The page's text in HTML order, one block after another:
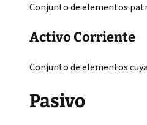
Conjunto de elementos
Activo Corriente
Conjunto de elementos
Pasivo